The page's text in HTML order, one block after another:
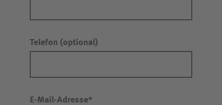
Telefon
E-Mail-Adresse
Erneut versuchen